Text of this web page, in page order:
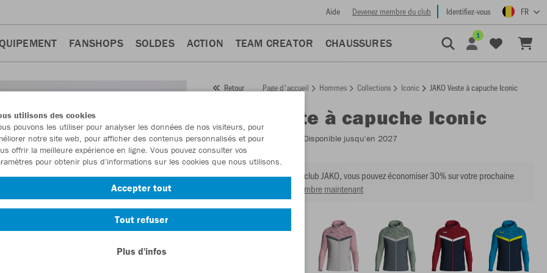
Aide Devenez membre du club Identifiez-vous FR
FANSHOPS SOLDES ACTION TEAM CREATOR CHAUSSURES
1
Retour Page d'accueil Hommes Collections Iconic JAKO Veste à capuche Iconic
Veste à capuche Iconic
Numéro d’article: - Disponible jusqu'en 2027
En tant que membre du club JAKO, vous pouvez économiser 30% sur votre prochaine
Devenir membre maintenant
utilisons des cookies
pouvons les utiliser pour analyser les données de nos visiteurs, pour
notre site web, pour afficher des contenus personnalisés et pour
offrir la meilleure expérience en ligne. Vous pouvez consulter vos
pour obtenir plus d'informations sur les cookies que nous utilisons.
Accepter tout
Tout refuser
Plus d'infos